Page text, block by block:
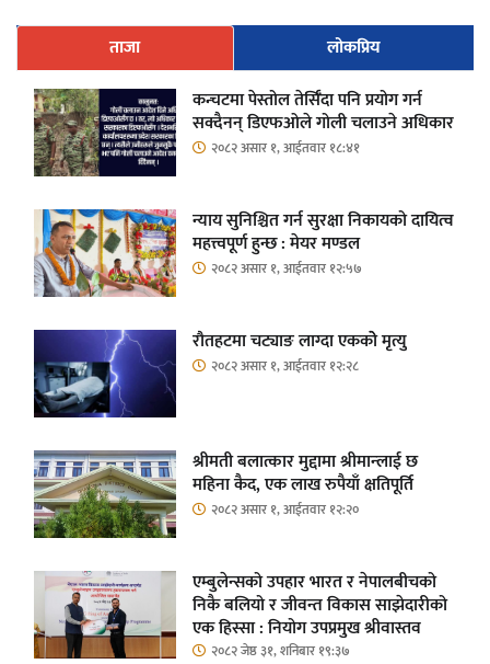
ताजा
लोकप्रिय
कन्चटमा पेस्तोल तेर्सिँदा पनि प्रयोग गर्न
सक्दैनन् डिएफओले गोली चलाउने अधिकार
२०८२ असार १, आईतवार १८:४१
न्याय सुनिश्चित गर्न सुरक्षा निकायको दायित्व
महत्त्वपूर्ण हुन्छ : मेयर मण्डल
२०८२ असार १, आईतवार १२:५७
रौतहटमा चट्याङ लाग्दा एककोे मृत्यु
२०८२ असार १, आईतवार १२:२८
श्रीमती बलात्कार मुद्दामा श्रीमान्लाई छ
महिना कैद, एक लाख रुपैयाँ क्षतिपूर्ति
२०८२ असार १, आईतवार १२:२०
एम्बुलेन्सको उपहार भारत र नेपालबीचको
निकै बलियो र जीवन्त विकास साझेदारीको
एक हिस्सा : नियोग उपप्रमुख श्रीवास्तव
२०८२ जेष्ठ ३१, शनिबार १९:३७